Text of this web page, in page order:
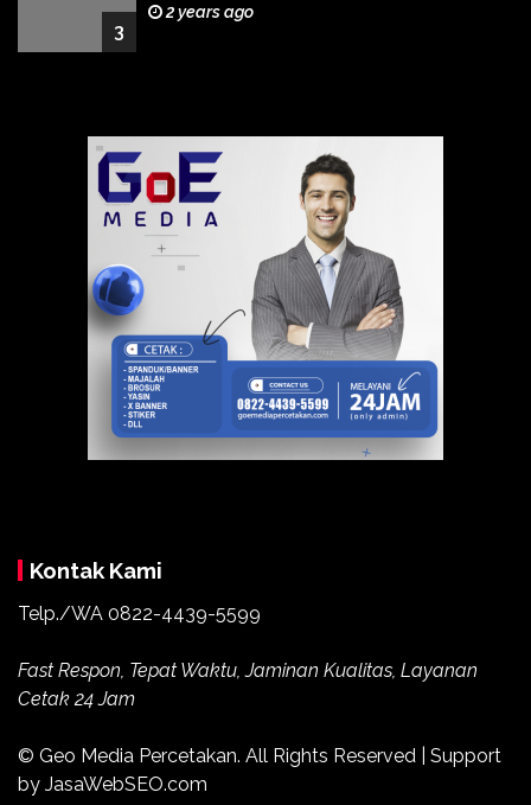
3
2 years ago
Kontak Kami
Telp./WA 0822-4439-5599
Fast Respon, Tepat Waktu, Jaminan Kualitas, Layanan
Cetak 24 Jam
© Geo Media Percetakan. All Rights Reserved | Support
by JasaWebSEO.com